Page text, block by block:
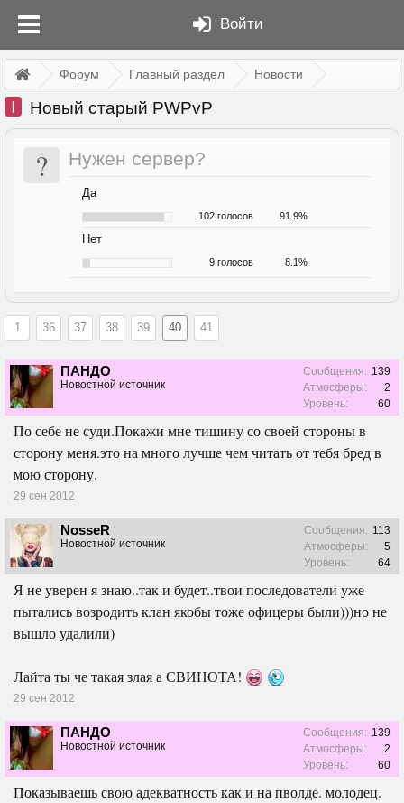
Войти
Форум Главный раздел Новости
I Новый старый PWPvP
? Нужен сервер?
Да
102 голосов 91.9%
Нет
9 голосов 8.1%
1 36 37 38 39 40 41
ПАНДО
Новостной источник
Сообщения: 139
Атмосферы:
2
Уровень:
60
По себе не суди.Покажи мне тишину со своей стороны в
сторону меня.это на много лучше чем читать от тебя бред в
мою сторону.
29 сен 2012
NosseR
Новостной источник
Сообщения: 113
Атмосферы:
5
Уровень:
64
Я не уверен я знаю..так и будет..твои последователи уже
пытались возродить клан якобы тоже офицеры были)))но не
вышло удалили)
Лайта ты че такая злая а СВИНОТА!
29 сен 2012
ПАНДО
Новостной источник
Сообщения: 139
Атмосферы:
2
Уровень:
60
Показываешь свою адекватность как и на пволде. молодец.